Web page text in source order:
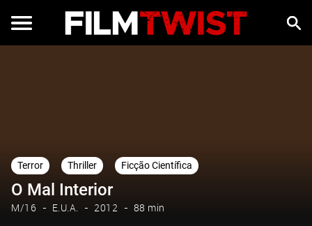
Terror Thriller Ficção Científica
O Mal Interior
M/16 E.U.A. 2012 88 min